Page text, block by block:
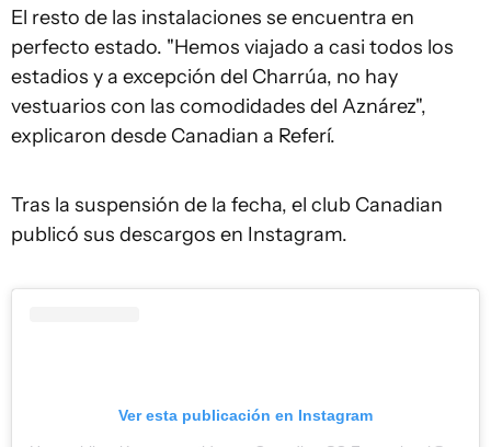
El resto de las instalaciones se encuentra en
perfecto estado. "Hemos viajado a casi todos los
estadios y a excepción del Charrúa, no hay
vestuarios con las comodidades del Aznárez",
explicaron desde Canadian a Referí.
Tras la suspensión de la fecha, el club Canadian
publicó sus descargos en Instagram.
Ver esta publicación en Instagram